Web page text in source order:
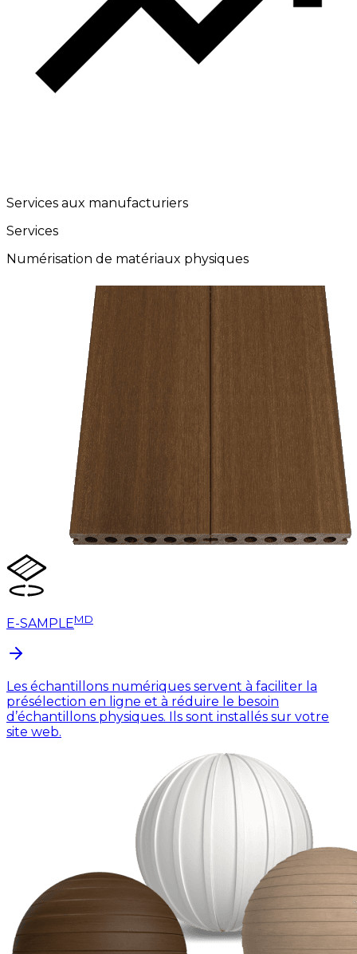
Services aux manufacturiers
Services
Numérisation de matériaux physiques
E-SAMPLEMD
Les échantillons numériques servent à faciliter la
présélection en ligne et à réduire le besoin
d’échantillons physiques. Ils sont installés sur votre
site web.